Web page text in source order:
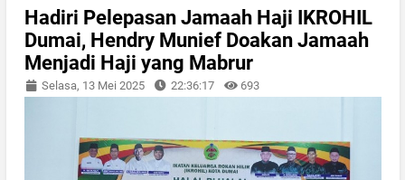
Hadiri Pelepasan Jamaah Haji IKROHIL
Dumai, Hendry Munief Doakan Jamaah
Menjadi Haji yang Mabrur
Selasa, 13 Mei 2025 22:36:17 693